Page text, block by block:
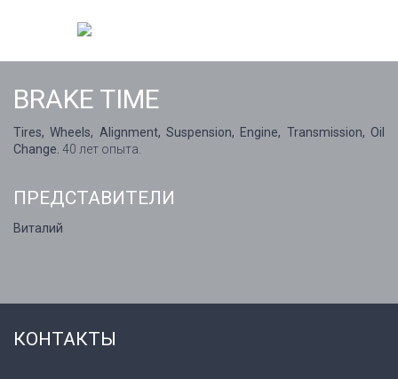
BRAKE TIME
Tires, Wheels, Alignment, Suspension, Engine, Transmission, Oil
Change. 40 лет опыта.
ПРЕДСТАВИТЕЛИ
Виталий
КОНТАКТЫ